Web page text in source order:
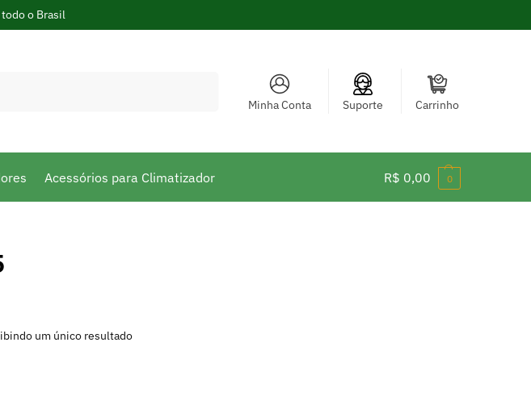
todo o Brasil
Minha Conta Suporte Carrinho
Acessórios para Climatizador R$ 0,00 0
um único resultado